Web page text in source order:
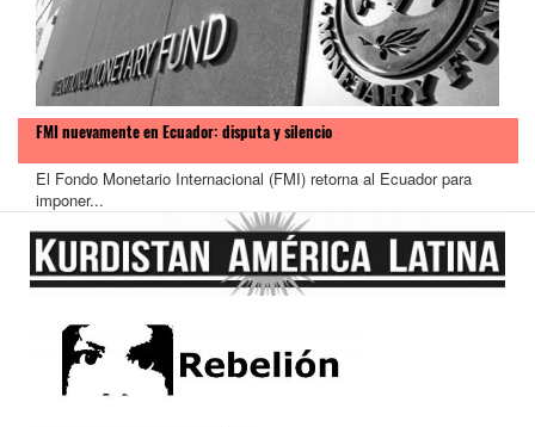
FMI nuevamente en Ecuador: disputa y silencio
El Fondo Monetario Internacional (FMI) retorna al Ecuador para
imponer...